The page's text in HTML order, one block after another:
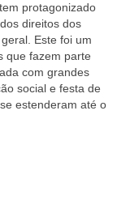
protagonizado
direitos dos
Este foi um
que fazem parte
com grandes
social e festa de
estenderam até o